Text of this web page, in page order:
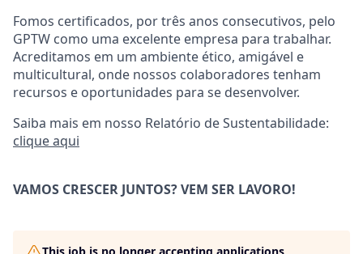
Fomos certificados, por três anos consecutivos, pelo
GPTW como uma excelente empresa para trabalhar.
Acreditamos em um ambiente ético, amigável e
multicultural, onde nossos colaboradores tenham
recursos e oportunidades para se desenvolver.
Saiba mais em nosso Relatório de Sustentabilidade:
clique aqui
VAMOS CRESCER JUNTOS? VEM SER LAVORO!